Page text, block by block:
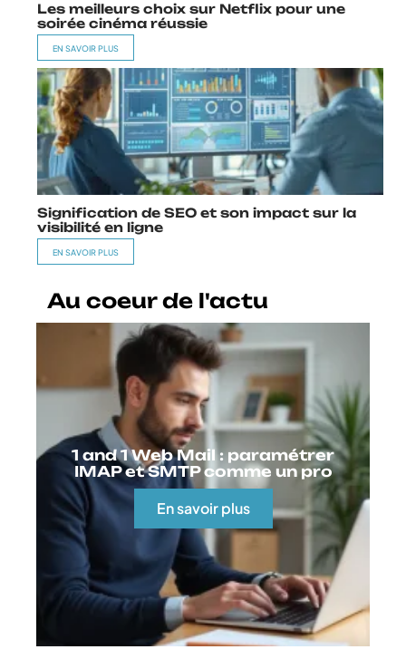
Les meilleurs choix sur Netflix pour une
soirée cinéma réussie
EN SAVOIR PLUS
Signification de SEO et son impact sur la
visibilité en ligne
EN SAVOIR PLUS
Au coeur de l'actu
1 and 1 Web Mail : paramétrer
IMAP et SMTP comme un pro
En savoir plus